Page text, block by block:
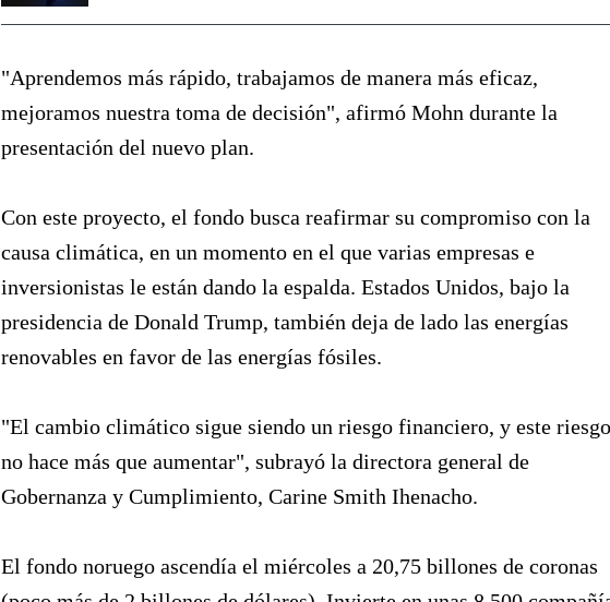
"Aprendemos más rápido, trabajamos de manera más eficaz,
mejoramos nuestra toma de decisión", afirmó Mohn durante la
presentación del nuevo plan.
Con este proyecto, el fondo busca reafirmar su compromiso con la
causa climática, en un momento en el que varias empresas e
inversionistas le están dando la espalda. Estados Unidos, bajo la
presidencia de Donald Trump, también deja de lado las energías
renovables en favor de las energías fósiles.
"El cambio climático sigue siendo un riesgo financiero, y este riesgo
no hace más que aumentar", subrayó la directora general de
Gobernanza y Cumplimiento, Carine Smith Ihenacho.
El fondo noruego ascendía el miércoles a 20,75 billones de coronas